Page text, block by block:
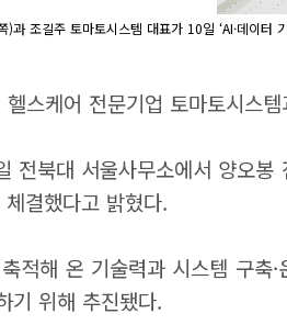
과 조길주 토마토시스템 대표가 10일 ‘AI·데이터
헬스케어 전문기업 토마토시스
전북대 서울사무소에서 양오
결했다고 밝혔다.
적해 온 기술력과 시스템 구축
기 위해 추진됐다.